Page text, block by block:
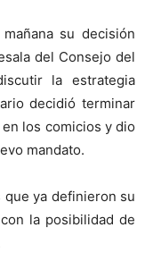
su decisión
del Consejo del
la estrategia
decidió terminar
los comicios y dio
mandato.
ya definieron su
la posibilidad de